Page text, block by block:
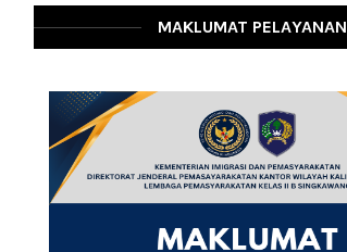
MAKLUMAT PELAYANAN